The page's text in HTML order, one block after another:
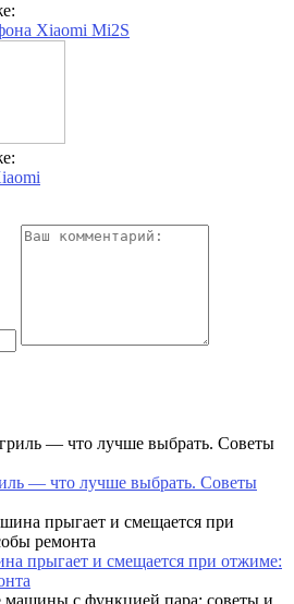
Xiaomi Mi2S
— что лучше выбрать. Советы
прыгает и смещается при отжиме: